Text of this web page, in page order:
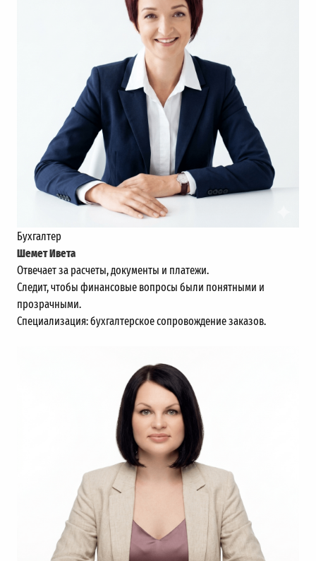
Бухгалтер
Шемет Ивета
Отвечает за расчеты, документы и платежи.
Следит, чтобы финансовые вопросы были понятными и
прозрачными.
Специализация: бухгалтерское сопровождение заказов.